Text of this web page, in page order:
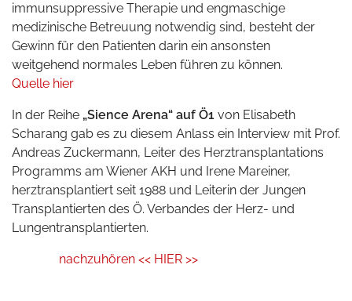
immunsuppressive Therapie und engmaschige
medizinische Betreuung notwendig sind, besteht der
Gewinn für den Patienten darin ein ansonsten
weitgehend normales Leben führen zu können.
Quelle hier
In der Reihe „Sience Arena“ auf Ö1 von Elisabeth
Scharang gab es zu diesem Anlass ein Interview mit Prof.
Andreas Zuckermann, Leiter des Herztransplantations
Programms am Wiener AKH und Irene Mareiner,
herztransplantiert seit 1988 und Leiterin der Jungen
Transplantierten des Ö. Verbandes der Herz- und
Lungentransplantierten.
nachzuhören << HIER >>